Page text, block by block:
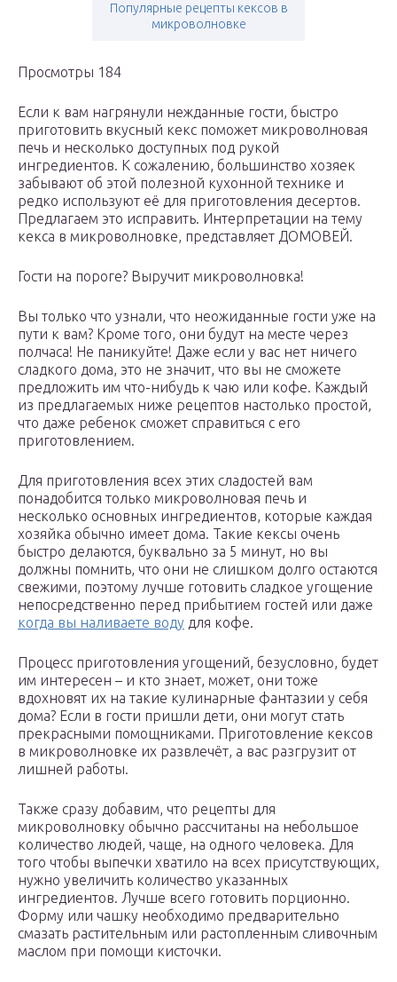
Популярные рецепты кексов в
микроволновке
Просмотры 184
Если к вам нагрянули нежданные гости, быстро
приготовить вкусный кекс поможет микроволновая
печь и несколько доступных под рукой
ингредиентов. К сожалению, большинство хозяек
забывают об этой полезной кухонной технике и
редко используют её для приготовления десертов.
Предлагаем это исправить. Интерпретации на тему
кекса в микроволновке, представляет ДОМОВЕЙ.
Гости на пороге? Выручит микроволновка!
Вы только что узнали, что неожиданные гости уже на
пути к вам? Кроме того, они будут на месте через
полчаса! Не паникуйте! Даже если у вас нет ничего
сладкого дома, это не значит, что вы не сможете
предложить им что-нибудь к чаю или кофе. Каждый
из предлагаемых ниже рецептов настолько простой,
что даже ребенок сможет справиться с его
приготовлением.
Для приготовления всех этих сладостей вам
понадобится только микроволновая печь и
несколько основных ингредиентов, которые каждая
хозяйка обычно имеет дома. Такие кексы очень
быстро делаются, буквально за 5 минут, но вы
должны помнить, что они не слишком долго остаются
свежими, поэтому лучше готовить сладкое угощение
непосредственно перед прибытием гостей или даже
когда вы наливаете воду для кофе.
Процесс приготовления угощений, безусловно, будет
им интересен – и кто знает, может, они тоже
вдохновят их на такие кулинарные фантазии у себя
дома? Если в гости пришли дети, они могут стать
прекрасными помощниками. Приготовление кексов
в микроволновке их развлечёт, а вас разгрузит от
лишней работы.
Также сразу добавим, что рецепты для
микроволновку обычно рассчитаны на небольшое
количество людей, чаще, на одного человека. Для
того чтобы выпечки хватило на всех присутствующих,
нужно увеличить количество указанных
ингредиентов. Лучше всего готовить порционно.
Форму или чашку необходимо предварительно
смазать растительным или растопленным сливочным
маслом при помощи кисточки.